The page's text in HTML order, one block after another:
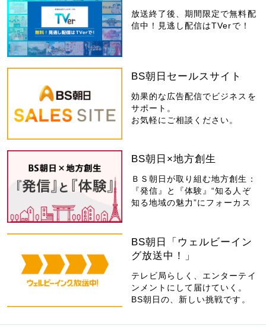
放送終了後、期間限定で無料配
信中！見逃し配信はTVerで！
BS朝日セールスサイト
効果的な広告配信でビジネスを
サポート。
お気軽にご相談ください。
BS朝日×地方創生
ＢＳ朝日が取り組む地方創生：
『発信』と『体験』“知る人ぞ
知る地域の魅力”にフォーカス
BS朝日「ウェルビーイン
グ放送中！」
テレビ局らしく、エンターテイ
ンメントにして届けていく。
BS朝日の、新しい挑戦です。